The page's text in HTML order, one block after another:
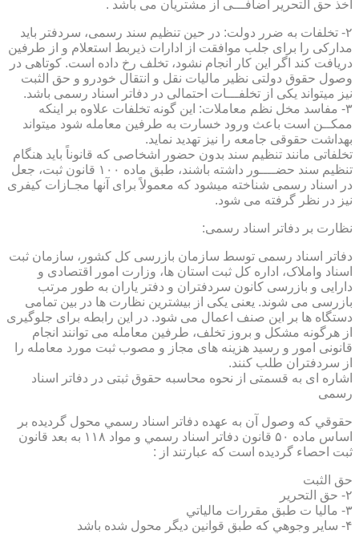
اخذ حق التحریر اضافـــی از مشتریان می باشد .
۲- تخلفات به ضرر دولت: در حین تنظیم سند رسمی، سردفتر باید
مدارکی را برای جلب موافقت از ادارات ذیربط استعلام و از طرفین
دریافت کند اگر این کار انجام نشود، تخلف رخ داده است. کوتاهی در
وصول حقوق دولتی نظیر مالیات نقل و انتقال خودرو و حق الثبت
نیز میتواند یکی از تخلفـــات احتمالی در دفاتر اسناد رسمی باشد.
۳- مفاسد مخل نظم معاملات: این گونه تخلفات علاوه بر اینکه
ممکــن است باعث ورود خسارت به طرفین معامله شود میتواند
بهداشت حقوقی جامعه را نیز تهدید نماید.
تخلفاتی مانند تنظیم سند بدون حضور اشخاصی که قانوناً باید هنگام
تنظیم سند حضــــور داشته باشند، طبق ماده ۱۰۰ قانون ثبت، جعل
در اسناد رسمی شناخته میشود که معمولاً برای آنها مجـازات کیفری
نیز در نظر گرفته می شود.
نظارت بر دفاتر اسناد رسمی:
دفاتر اسناد رسمی توسط سازمان بازرسی کل کشور، سازمان ثبت
اسناد واملاک، اداره کل ثبت استان ها، وزارت امور اقتصادی و
دارایی و بازرسی کانون سردفتران و دفتر یاران به طور مرتب
بازرسی می شوند. یعنی یکی از بیشترین نظارت ها در بین تمامی
دستگاه ها بر این صنف اعمال می شود. در این رابطه برای جلوگیری
از هرگونه مشکل و بروز تخلف، طرفین معامله می توانند انجام
قانونی امور و رسید هزینه های مجاز و مصوب ثبت مورد معامله را
از سردفتران طلب کنند.
اشاره ای به قسمتی از نحوه محاسبه حقوق ثبتی در دفاتر اسناد
رسمی
حقوقي كه وصول آن به عهده دفاتر اسناد رسمي محول گرديده بر
اساس ماده ۵۰ قانون دفاتر اسناد رسمي و مواد ۱۱۸ به بعد قانون
ثبت احصاء گرديده است كه عبارتند از :
حق الثبت
۲- حق التحرير
۳- ماليا ت طبق مقررات مالياتي
۴- ساير وجوهي كه طبق قوانين ديگر محول شده باشد